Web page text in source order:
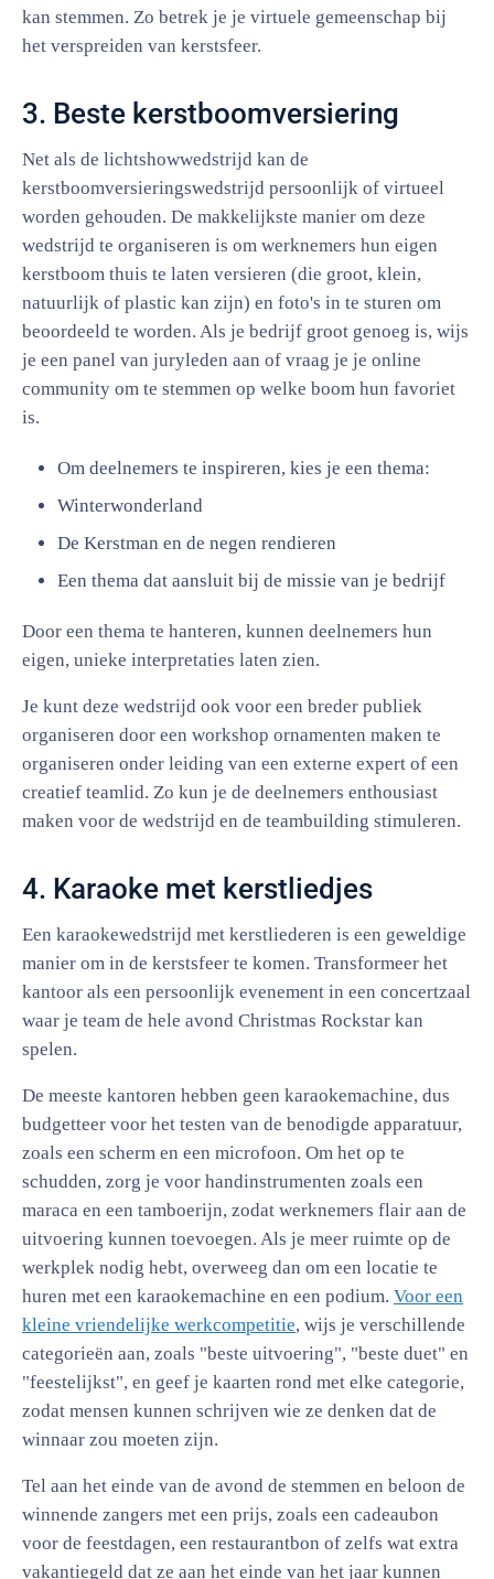
kan stemmen. Zo betrek je je virtuele gemeenschap bij
het verspreiden van kerstsfeer.
3. Beste kerstboomversiering
Net als de lichtshowwedstrijd kan de
kerstboomversieringswedstrijd persoonlijk of virtueel
worden gehouden. De makkelijkste manier om deze
wedstrijd te organiseren is om werknemers hun eigen
kerstboom thuis te laten versieren (die groot, klein,
natuurlijk of plastic kan zijn) en foto's in te sturen om
beoordeeld te worden. Als je bedrijf groot genoeg is, wijs
je een panel van juryleden aan of vraag je je online
community om te stemmen op welke boom hun favoriet
is.
Om deelnemers te inspireren, kies je een thema:
Winterwonderland
De Kerstman en de negen rendieren
Een thema dat aansluit bij de missie van je bedrijf
Door een thema te hanteren, kunnen deelnemers hun
eigen, unieke interpretaties laten zien.
Je kunt deze wedstrijd ook voor een breder publiek
organiseren door een workshop ornamenten maken te
organiseren onder leiding van een externe expert of een
creatief teamlid. Zo kun je de deelnemers enthousiast
maken voor de wedstrijd en de teambuilding stimuleren.
4. Karaoke met kerstliedjes
Een karaokewedstrijd met kerstliederen is een geweldige
manier om in de kerstsfeer te komen. Transformeer het
kantoor als een persoonlijk evenement in een concertzaal
waar je team de hele avond Christmas Rockstar kan
spelen.
De meeste kantoren hebben geen karaokemachine, dus
budgetteer voor het testen van de benodigde apparatuur,
zoals een scherm en een microfoon. Om het op te
schudden, zorg je voor handinstrumenten zoals een
maraca en een tamboerijn, zodat werknemers flair aan de
uitvoering kunnen toevoegen. Als je meer ruimte op de
werkplek nodig hebt, overweeg dan om een locatie te
huren met een karaokemachine en een podium. Voor een
kleine vriendelijke werkcompetitie, wijs je verschillende
categorieën aan, zoals "beste uitvoering", "beste duet" en
"feestelijkst", en geef je kaarten rond met elke categorie,
zodat mensen kunnen schrijven wie ze denken dat de
winnaar zou moeten zijn.
Tel aan het einde van de avond de stemmen en beloon de
winnende zangers met een prijs, zoals een cadeaubon
voor de feestdagen, een restaurantbon of zelfs wat extra
vakantiegeld dat ze aan het einde van het jaar kunnen